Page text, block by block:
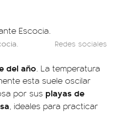
Redes sociales
del año. La temperatura
esta suele oscilar
por sus playas de
, ideales para practicar